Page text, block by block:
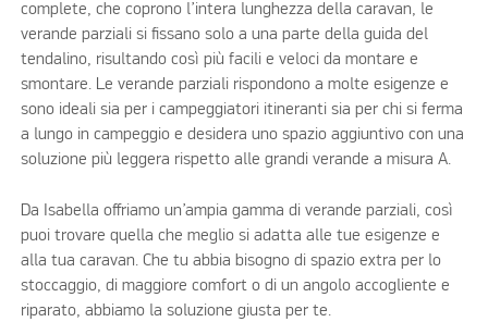
complete, che coprono l’intera lunghezza della caravan, le
verande parziali si fissano solo a una parte della guida del
tendalino, risultando così più facili e veloci da montare e
smontare. Le verande parziali rispondono a molte esigenze e
sono ideali sia per i campeggiatori itineranti sia per chi si ferma
a lungo in campeggio e desidera uno spazio aggiuntivo con una
soluzione più leggera rispetto alle grandi verande a misura A.
Da Isabella offriamo un’ampia gamma di verande parziali, così
puoi trovare quella che meglio si adatta alle tue esigenze e
alla tua caravan. Che tu abbia bisogno di spazio extra per lo
stoccaggio, di maggiore comfort o di un angolo accogliente e
riparato, abbiamo la soluzione giusta per te.